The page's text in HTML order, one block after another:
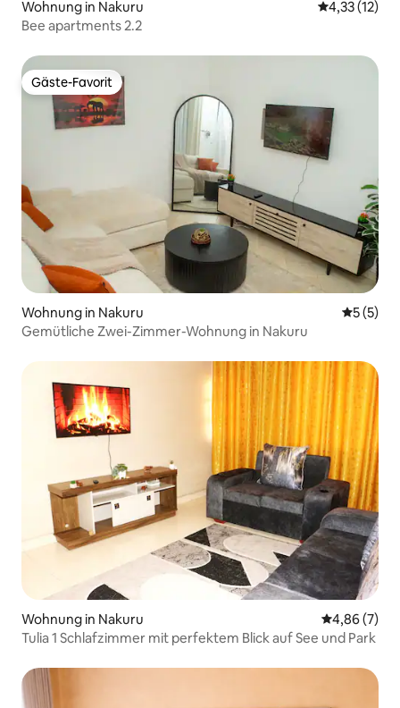
Wohnung in Nakuru
4,33 (12)
Bee apartments 2.2
Gäste-Favorit
Gäste-Favorit
Wohnung in Nakuru
5 (5)
Gemütliche Zwei-Zimmer-Wohnung in Nakuru
Wohnung in Nakuru
4,86 (7)
Tulia 1 Schlafzimmer mit perfektem Blick auf See und Park